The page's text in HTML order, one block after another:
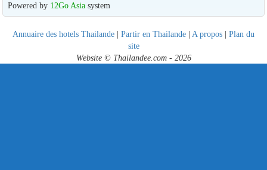
Powered by 12Go Asiasystem
Annuaire des hotels Thailande | Partir en Thailande | A propos | Plan du
site
Website © Thailandee.com - 2026